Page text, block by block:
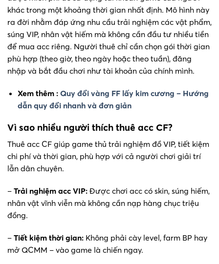
khác trong một khoảng thời gian nhất định. Mô hình này
ra đời nhằm đáp ứng nhu cầu trải nghiệm các vật phẩm,
súng VIP, nhân vật hiếm mà không cần đầu tư nhiều tiền
để mua acc riêng. Người thuê chỉ cần chọn gói thời gian
phù hợp (theo giờ, theo ngày hoặc theo tuần), đăng
nhập và bắt đầu chơi như tài khoản của chính mình.
Xem thêm : Quy đổi vàng FF lấy kim cương – Hướng
dẫn quy đổi nhanh và đơn giản
Vì sao nhiều người thích thuê acc CF?
Thuê acc CF giúp game thủ trải nghiệm đồ VIP, tiết kiệm
chi phí và thời gian, phù hợp với cả người chơi giải trí
lẫn dân chuyên.
– Trải nghiệm acc VIP: Được chơi acc có skin, súng hiếm,
nhân vật vĩnh viễn mà không cần nạp hàng chục triệu
đồng.
– Tiết kiệm thời gian: Không phải cày level, farm BP hay
mở QCMM – vào game là chiến ngay.